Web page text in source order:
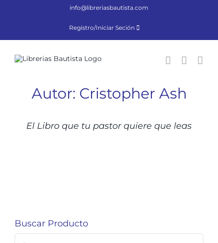
info@libreriasbautista.com
Registro/Iniciar Seción
Autor: Cristopher Ash
El Libro que tu pastor quiere que leas
Buscar Producto